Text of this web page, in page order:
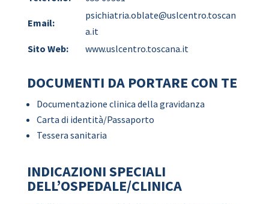
Email:
psichiatria.oblate@uslcentro.toscan
a.it
Sito Web:
www.uslcentro.toscana.it
DOCUMENTI DA PORTARE CON TE
Documentazione clinica della gravidanza
Carta di identità/Passaporto
Tessera sanitaria
INDICAZIONI SPECIALI
DELL’OSPEDALE/CLINICA